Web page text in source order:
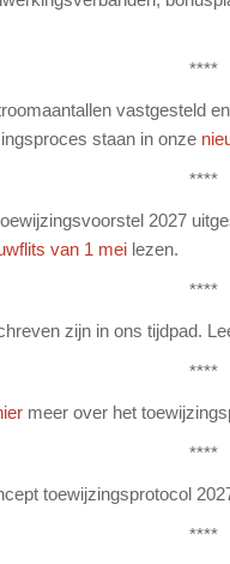
****
vastgesteld
staan in onze
****
2027
van 1 mei lezen.
****
zijn in ons tijdpad.
****
meer over het
****
toewijzingsprotocol
****